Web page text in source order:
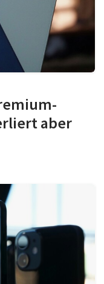
aber